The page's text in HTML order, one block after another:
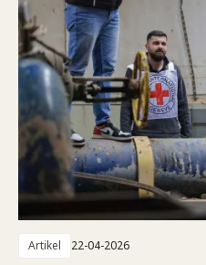
Artikel 22-04-2026